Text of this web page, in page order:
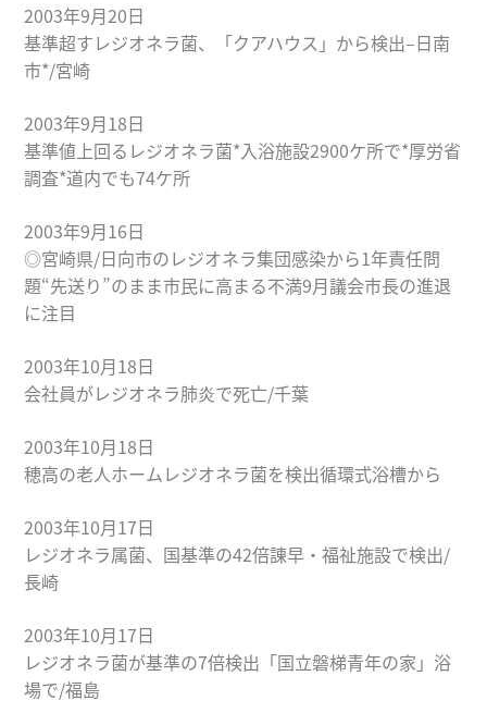
2003年9月20日
基準超すレジオネラ菌、「クアハウス」から検出–日南
市*/宮崎
2003年9月18日
基準値上回るレジオネラ菌*入浴施設2900ケ所で*厚労省
調査*道内でも74ケ所
2003年9月16日
◎宮崎県/日向市のレジオネラ集団感染から1年責任問
題“先送り”のまま市民に高まる不満9月議会市長の進退
に注目
2003年10月18日
会社員がレジオネラ肺炎で死亡/千葉
2003年10月18日
穂高の老人ホームレジオネラ菌を検出循環式浴槽から
2003年10月17日
レジオネラ属菌、国基準の42倍諌早・福祉施設で検出/
長崎
2003年10月17日
レジオネラ菌が基準の7倍検出「国立磐梯青年の家」浴
場で/福島